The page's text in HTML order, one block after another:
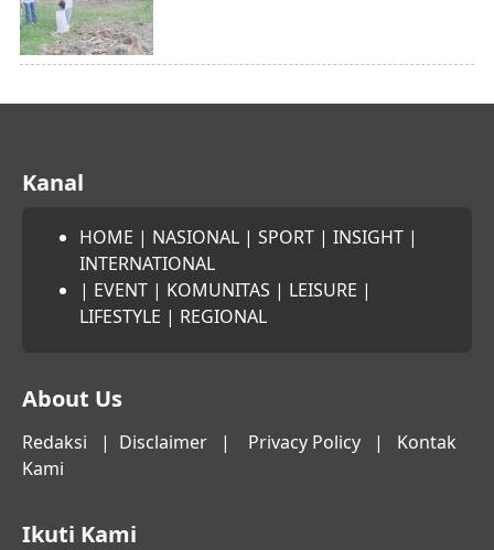
Kanal
HOME | NASIONAL | SPORT | INSIGHT |
INTERNATIONAL
| EVENT | KOMUNITAS | LEISURE |
LIFESTYLE | REGIONAL
About Us
Redaksi | Disclaimer | Privacy Policy | Kontak
Kami
Ikuti Kami